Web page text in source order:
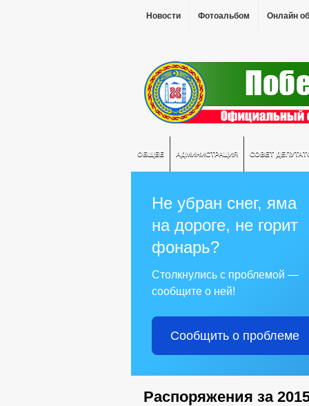
Новости Фотоальбом Онлайн
ОБЩЕЕ АДМИНИСТРАЦИЯ СОВЕТ
Не убран снег, яма
на дороге, не горит
фонарь?
Столкнулись с проблемой —
сообщите о ней!
Сообщить о проблеме
Распоряжения за